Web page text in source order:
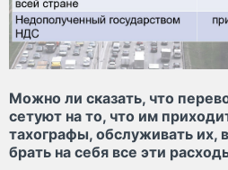
Можно ли сказать, что
сетуют на то, что им
тахографы, обслуживать их,
брать на себя все эти